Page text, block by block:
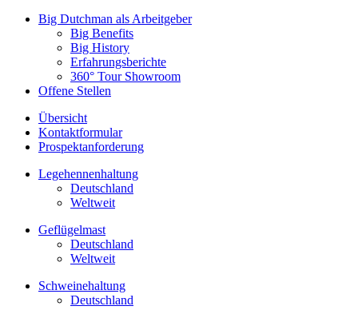
Big Dutchman als Arbeitgeber
Big Benefits
Big History
Erfahrungsberichte
360° Tour Showroom
Offene Stellen
Übersicht
Kontaktformular
Prospektanforderung
Legehennenhaltung
Deutschland
Weltweit
Geflügelmast
Deutschland
Weltweit
Schweinehaltung
Deutschland